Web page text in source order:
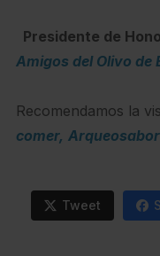
Presidente de
Amigos del Olivo de
Recomendamos la
comer,
Tweet